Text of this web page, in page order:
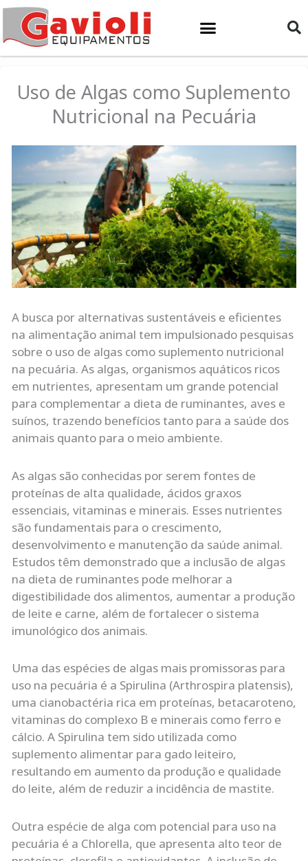
Ir
para
o
conteúdo
Uso de Algas como Suplemento
Nutricional na Pecuária
A busca por alternativas sustentáveis e eficientes
na alimentação animal tem impulsionado pesquisas
sobre o uso de algas como suplemento nutricional
na pecuária. As algas, organismos aquáticos ricos
em nutrientes, apresentam um grande potencial
para complementar a dieta de ruminantes, aves e
suínos, trazendo benefícios tanto para a saúde dos
animais quanto para o meio ambiente.
As algas são conhecidas por serem fontes de
proteínas de alta qualidade, ácidos graxos
essenciais, vitaminas e minerais. Esses nutrientes
são fundamentais para o crescimento,
desenvolvimento e manutenção da saúde animal.
Estudos têm demonstrado que a inclusão de algas
na dieta de ruminantes pode melhorar a
digestibilidade dos alimentos, aumentar a produção
de leite e carne, além de fortalecer o sistema
imunológico dos animais.
Uma das espécies de algas mais promissoras para
uso na pecuária é a Spirulina (Arthrospira platensis),
uma cianobactéria rica em proteínas, betacaroteno,
vitaminas do complexo B e minerais como ferro e
cálcio. A Spirulina tem sido utilizada como
suplemento alimentar para gado leiteiro,
resultando em aumento da produção e qualidade
do leite, além de reduzir a incidência de mastite.
Outra espécie de alga com potencial para uso na
pecuária é a Chlorella, que apresenta alto teor de